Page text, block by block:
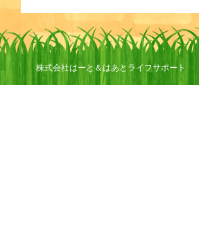
株式会社はーと＆はあとライフサポート